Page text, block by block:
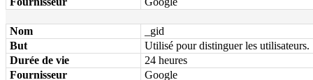
Nom
_gid
But
Utilisé pour distinguer les utilisateurs.
Durée de vie
24 heures
Fournisseur
Google